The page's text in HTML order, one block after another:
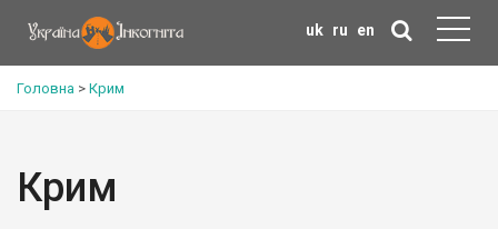
uk ru en
Головна > Крим
Крим